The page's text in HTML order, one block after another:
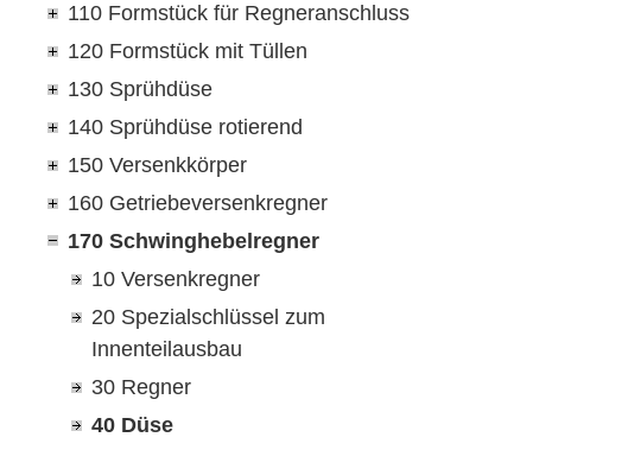
110 Formstück für Regneranschluss
120 Formstück mit Tüllen
130 Sprühdüse
140 Sprühdüse rotierend
150 Versenkkörper
160 Getriebeversenkregner
170 Schwinghebelregner
10 Versenkregner
20 Spezialschlüssel zum
Innenteilausbau
30 Regner
40 Düse